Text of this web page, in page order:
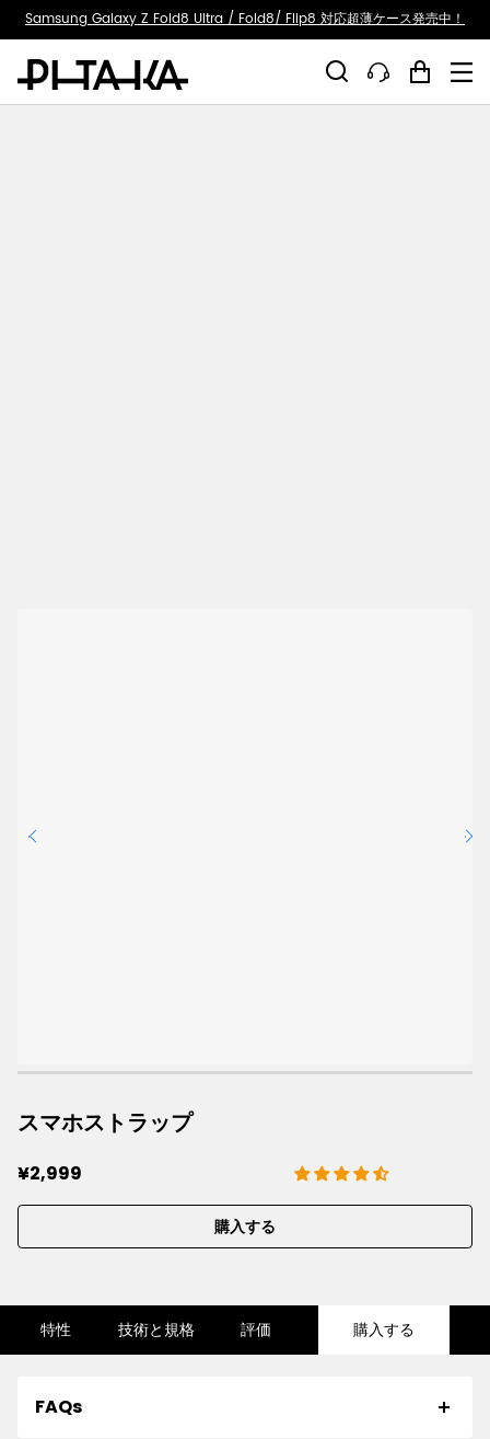
Samsung Galaxy Z Fold8 Ultra / Fold8/ Flip8 対応超薄ケース発売中！
スマホストラップ
¥2,999
購入する
特性 技術と規格 評価 購入する
FAQs